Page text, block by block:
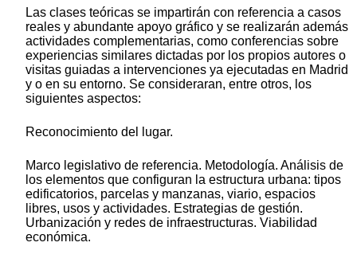
Las clases teóricas se impartirán con referencia a casos
reales y abundante apoyo gráfico y se realizarán además
actividades complementarias, como conferencias sobre
experiencias similares dictadas por los propios autores o
visitas guiadas a intervenciones ya ejecutadas en Madrid
y o en su entorno. Se consideraran, entre otros, los
siguientes aspectos:
Reconocimiento del lugar.
Marco legislativo de referencia. Metodología. Análisis de
los elementos que configuran la estructura urbana: tipos
edificatorios, parcelas y manzanas, viario, espacios
libres, usos y actividades. Estrategias de gestión.
Urbanización y redes de infraestructuras. Viabilidad
económica.